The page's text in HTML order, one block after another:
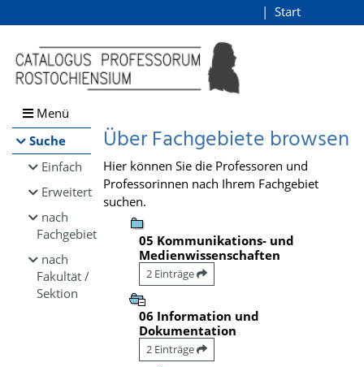
Browsen
direkt zum Inhalt
Start
Menü
Suche
Einfach
Erweitert
nach
Fachgebiet
nach
Fakultät /
Sektion
Über Fachgebiete browsen
Hier können Sie die Professoren und
Professorinnen nach Ihrem Fachgebiet
suchen.
05 Kommunikations- und
Medienwissenschaften
2 Einträge
06 Information und
Dokumentation
2 Einträge